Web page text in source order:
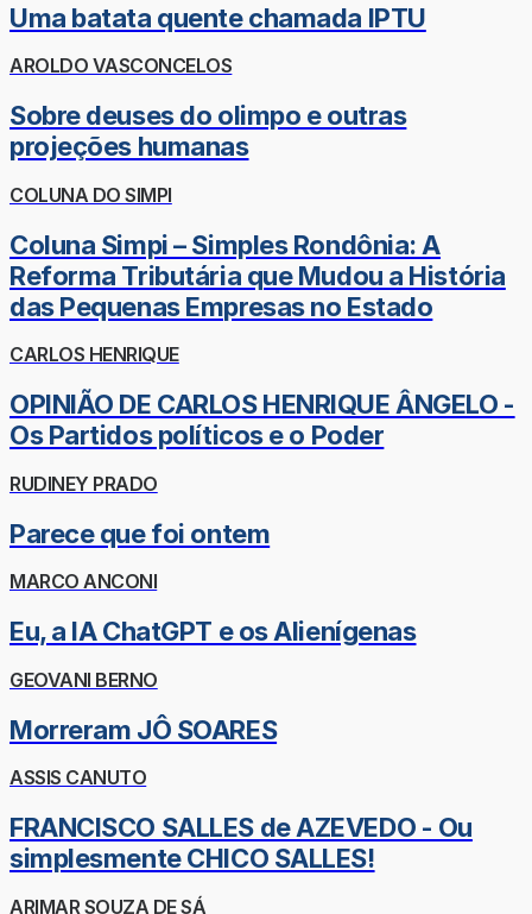
Uma batata quente chamada IPTU
AROLDO VASCONCELOS
Sobre deuses do olimpo e outras
projeções humanas
COLUNA DO SIMPI
Coluna Simpi – Simples Rondônia: A
Reforma Tributária que Mudou a História
das Pequenas Empresas no Estado
CARLOS HENRIQUE
OPINIÃO DE CARLOS HENRIQUE ÂNGELO -
Os Partidos políticos e o Poder
RUDINEY PRADO
Parece que foi ontem
MARCO ANCONI
Eu, a IA ChatGPT e os Alienígenas
GEOVANI BERNO
Morreram JÔ SOARES
ASSIS CANUTO
FRANCISCO SALLES de AZEVEDO - Ou
simplesmente CHICO SALLES!
ARIMAR SOUZA DE SÁ